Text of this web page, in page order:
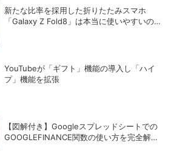
新たな比率を採用した折りたたみスマホ
「Galaxy Z Fold8」は本当に使いやすいの
YouTubeが「ギフト」機能の導入し「ハイ
プ」機能を拡張
【図解付き】Googleスプレッドシートでの
GOOGLEFINANCE関数の使い方を完全解